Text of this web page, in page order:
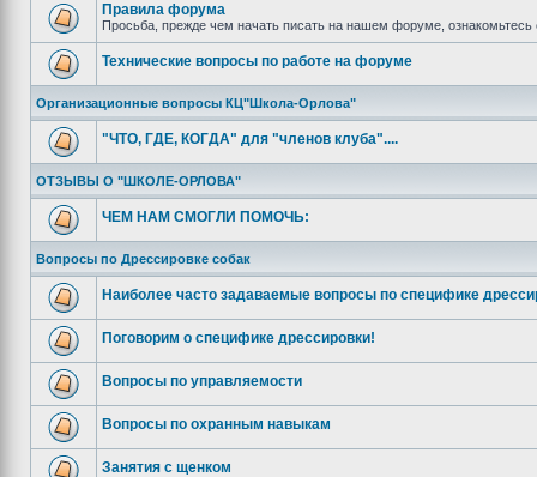
Правила форума
Просьба, прежде чем начать писать на нашем форуме,
Технические вопросы по работе на форуме
Организационные вопросы КЦ"Школа-Орлова"
"ЧТО, ГДЕ, КОГДА" для "членов клуба"....
ОТЗЫВЫ О "ШКОЛЕ-ОРЛОВА"
ЧЕМ НАМ СМОГЛИ ПОМОЧЬ:
Вопросы по Дрессировке собак
Наиболее часто задаваемые вопросы по специфике
Поговорим о специфике дрессировки!
Вопросы по управляемости
Вопросы по охранным навыкам
Занятия с щенком